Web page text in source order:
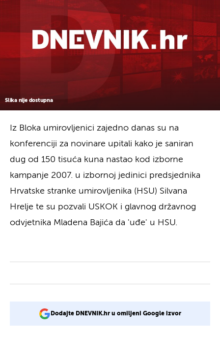
Slika nije dostupna
Iz Bloka umirovljenici zajedno danas su na
konferenciji za novinare upitali kako je saniran
dug od 150 tisuća kuna nastao kod izborne
kampanje 2007. u izbornoj jedinici predsjednika
Hrvatske stranke umirovljenika (HSU) Silvana
Hrelje te su pozvali USKOK i glavnog državnog
odvjetnika Mladena Bajića da 'uđe' u HSU.
Dodajte DNEVNIK.hr u omiljeni Google izvor